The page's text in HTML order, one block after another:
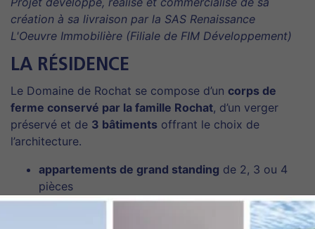
création à sa livraison par la SAS Renaissance
L'Oeuvre Immobilière (Filiale de FIM Développement)
LA RÉSIDENCE
Le Domaine de Rochat se compose d’un corps de
ferme conservé par la famille Rochat, d’un verger
préservé et de 3 bâtiments offrant le choix de
l’architecture.
appartements de grand standing de 2, 3 ou 4
pièces
balcon, terrasseoujardin